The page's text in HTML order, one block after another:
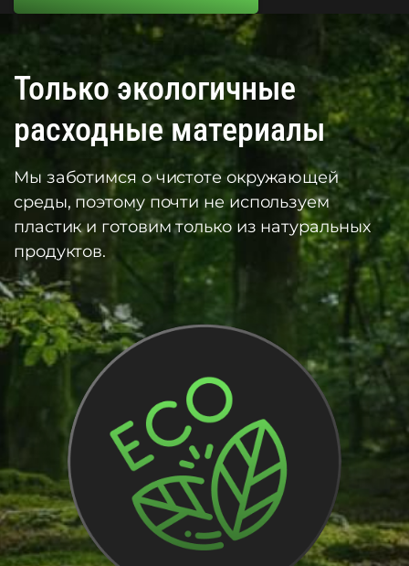
Только экологичные
расходные материалы
Мы заботимся о чистоте окружающей
среды, поэтому почти не используем
пластик и готовим только из натуральных
продуктов.